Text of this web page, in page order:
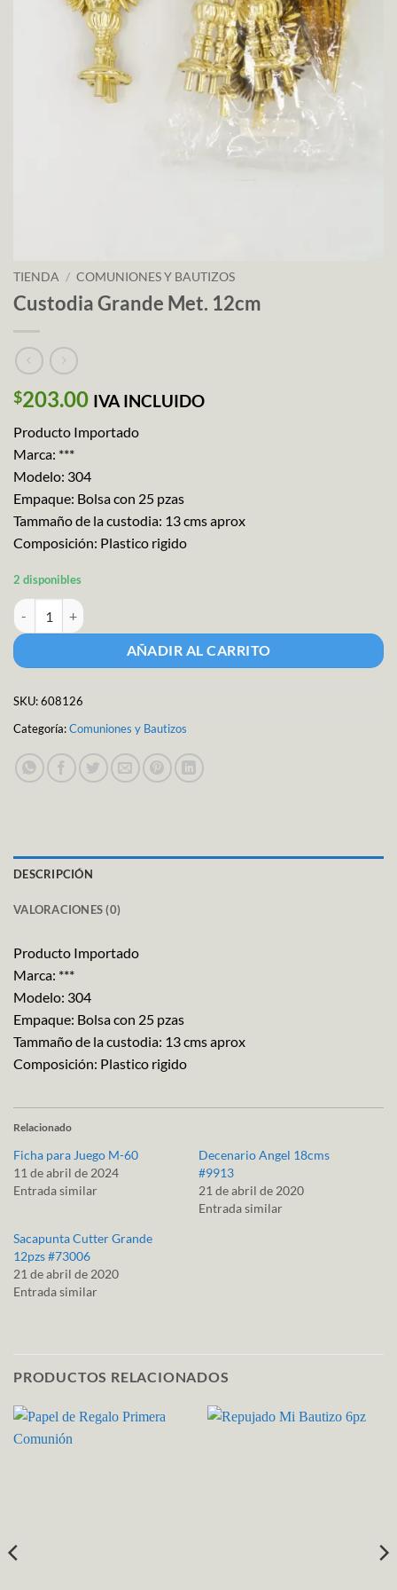
TIENDA / COMUNIONES Y BAUTIZOS
Custodia Grande Met. 12cm
$203.00 IVA INCLUIDO
Producto Importado
Marca: ***
Modelo: 304
Empaque: Bolsa con 25 pzas
Tammaño de la custodia: 13 cms aprox
Composición: Plastico rigido
2 disponibles
Custodia Grande Met. 12cm cantidad
AÑADIR AL CARRITO
SKU:608126
Categoría:Comuniones y Bautizos
DESCRIPCIÓN
VALORACIONES (0)
Producto Importado
Marca: ***
Modelo: 304
Empaque: Bolsa con 25 pzas
Tammaño de la custodia: 13 cms aprox
Composición: Plastico rigido
Relacionado
Ficha para Juego M-60
11 de abril de 2024
Entrada similar
Decenario Angel 18cms
#9913
21 de abril de 2020
Entrada similar
Sacapunta Cutter Grande
12pzs #73006
21 de abril de 2020
Entrada similar
PRODUCTOS RELACIONADOS